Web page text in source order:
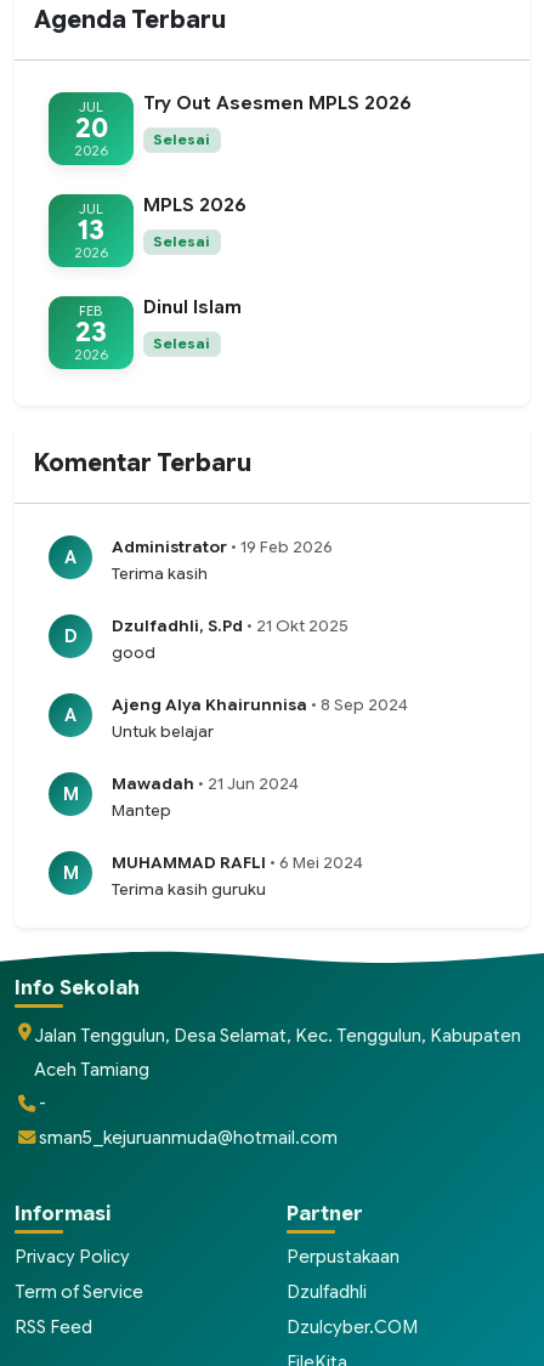
Agenda Terbaru
JUL
20
2026
Try Out Asesmen MPLS 2026
Selesai
JUL
13
2026
MPLS 2026
Selesai
FEB
23
2026
Dinul Islam
Selesai
Komentar Terbaru
A Administrator • 19 Feb 2026
Terima kasih
D Dzulfadhli, S.Pd • 21 Okt 2025
good
A Ajeng Alya Khairunnisa • 8 Sep 2024
Untuk belajar
M Mawadah • 21 Jun 2024
Mantep
M MUHAMMAD RAFLI • 6 Mei 2024
Terima kasih guruku
Info Sekolah
Jalan Tenggulun, Desa Selamat, Kec. Tenggulun, Kabupaten
Aceh Tamiang
-
sman5_kejuruanmuda@hotmail.com
Informasi
Privacy Policy
Term of Service
RSS Feed
Partner
Perpustakaan
Dzulfadhli
Dzulcyber.COM